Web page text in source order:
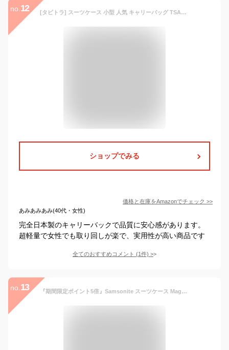
no. 12 [タビトラ] スーツケース 小型 人気 キャリーバッグ TSAロック搭載 旅行用品 出張 超軽量 大容量 静音 8輪 アルミフレーム 安心一年サービス 39L 4KG シルバー SS
ショップでみる
価格と在庫をAmazonでチェック >>
あみあみあみ(40代・女性)
完全日本製のキャリーバックで品質に安心感があります。
超軽量で女性でも取り回しが楽で、実用性が高い商品です
全てのおすすめコメント (1件) >
no. 13 『期間限定ポイント5倍』Samsonite スーツケース Magnum Eco Spinner マグナムエコ スピナー 55cm キャリーケース キャリーバック ハードケース 旅行 トラベル『送料無料（一部地域除く）』